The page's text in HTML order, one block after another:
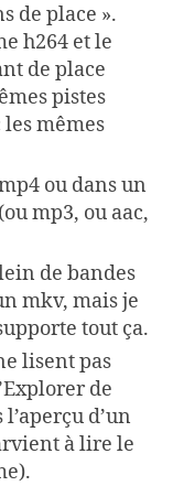
de place ».
h264 et le
de place
pistes
les mêmes
ou dans un
mp3, ou aac,
de bandes
mkv, mais je
tout ça.
lisent pas
de
d’un
à lire le